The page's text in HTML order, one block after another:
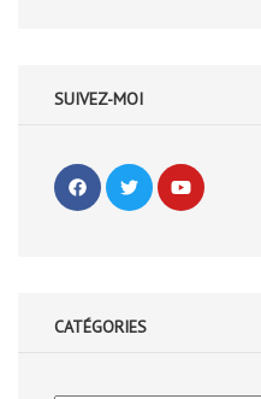
SUIVEZ-MOI
CATÉGORIES